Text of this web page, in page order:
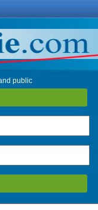
public